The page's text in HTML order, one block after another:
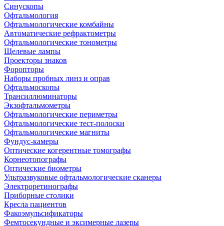
Синускопы
Офтальмология
Офтальмологические комбайны
Автоматические рефрактометры
Офтальмологические тонометры
Щелевые лампы
Проекторы знаков
Форопторы
Наборы пробных линз и оправ
Офтальмоскопы
Трансиллюминаторы
Экзофтальмометры
Офтальмологические периметры
Офтальмологические тест-полоски
Офтальмологические магниты
Фундус-камеры
Оптические когерентные томографы
Корнеотопографы
Оптические биометры
Ультразвуковые офтальмологические сканеры
Электроретинографы
Приборные столики
Кресла пациентов
Факоэмульсификаторы
Фемтосекундные и эксимерные лазеры